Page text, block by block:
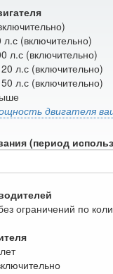
л.с (включительно)
л.с (включительно)
л.с (включительно)
л.с (включительно)
двигателя
(период
ограничений по